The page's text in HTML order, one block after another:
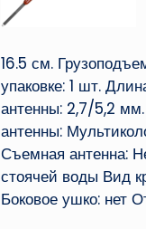
16.5 см.
упаковке: 1 шт.
антенны: 2,7/5,2
антенны:
Съемная антенна:
стоячей воды Вид
Боковое ушко: нет